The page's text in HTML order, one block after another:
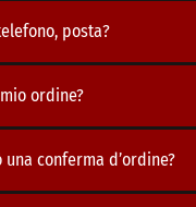
posta?
ordine?
conferma d’ordine?